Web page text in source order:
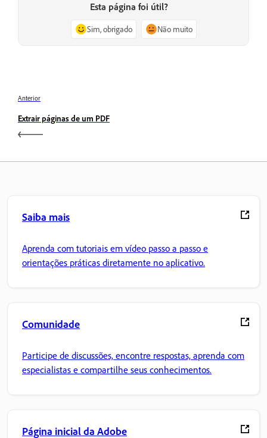
Esta página foi útil?
Sim, obrigado Não muito
Anterior
Extrair páginas de um PDF
Saiba mais
Aprenda com tutoriais em vídeo passo a passo e
orientações práticas diretamente no aplicativo.
Comunidade
Participe de discussões, encontre respostas, aprenda com
especialistas e compartilhe seus conhecimentos.
Página inicial da Adobe